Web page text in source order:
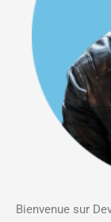
Bienvenue sur